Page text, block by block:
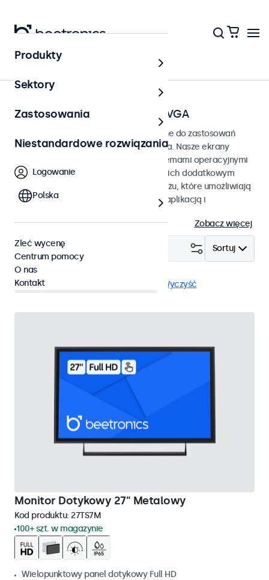
Strona główna
Ekrany dotykowe ze złączem VGA
Monitory dotykowe z VGA przeznaczone do zastosowań
profesjonalnych i ciągłego użytkowania. Nasze ekrany
dotykowe VGA są kompatybilne z systemami operacyjnymi
Windows, macOS, ChromeOS i Linux, a ich dodatkowym
atutem są wszechstronne opcje montażu, które umożliwiają
bezproblemową integrację z dowolną aplikacją i
Zobacz więcej
Sortuj
Filtruj (2)
VGA Monitory dotykowe 27 cali Wyczyść
Monitor Dotykowy 27" Metalowy
Kod produktu: 27TS7M
100+ szt. w magazynie
Wielopunktowy panel dotykowy Full HD
Produkty
Sektory
Zastosowania
Niestandardowe rozwiązania
Logowanie
Polska
Zleć wycenę
Centrum pomocy
O nas
Kontakt